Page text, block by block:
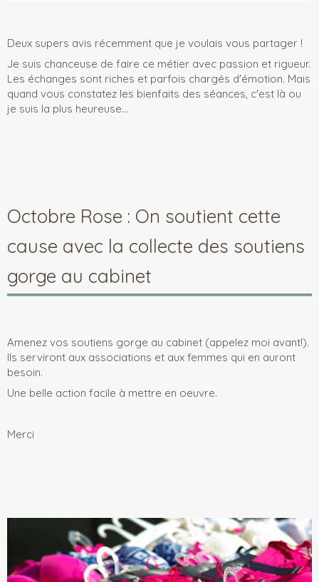
Deux supers avis récemment que je voulais vous partager !
Je suis chanceuse de faire ce métier avec passion et rigueur.
Les échanges sont riches et parfois chargés d'émotion. Mais
quand vous constatez les bienfaits des séances, c'est là ou
je suis la plus heureuse...
Octobre Rose : On soutient cette
cause avec la collecte des soutiens
gorge au cabinet
Amenez vos soutiens gorge au cabinet (appelez moi avant!).
Ils serviront aux associations et aux femmes qui en auront
besoin.
Une belle action facile à mettre en oeuvre.
Merci